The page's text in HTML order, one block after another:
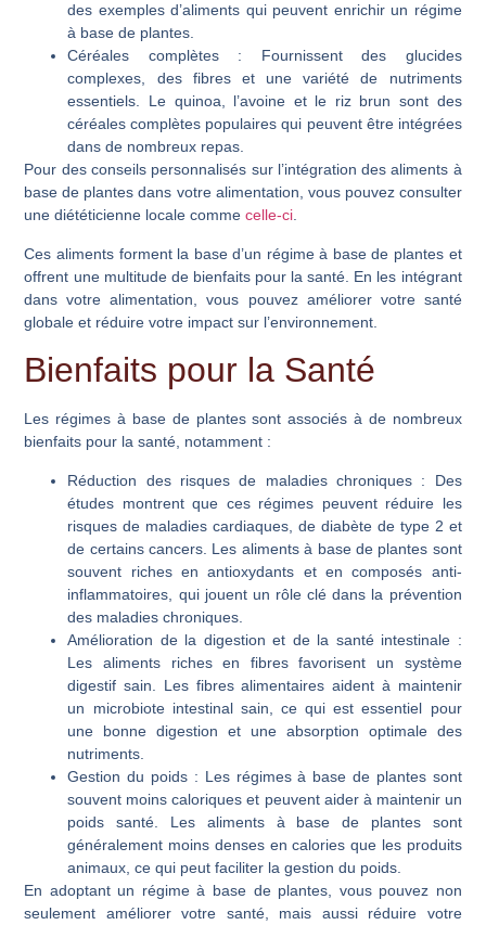
des exemples d’aliments qui peuvent enrichir un régime
à base de plantes.
Céréales complètes: Fournissent des glucides
complexes, des fibres et une variété de nutriments
essentiels. Le quinoa, l’avoine et le riz brun sont des
céréales complètes populaires qui peuvent être intégrées
dans de nombreux repas.
Pour des conseils personnalisés sur l’intégration des aliments à
base de plantes dans votre alimentation, vous pouvez consulter
une diététicienne locale commecelle-ci.
Ces aliments forment la base d’un régime à base de plantes et
offrent une multitude de bienfaits pour la santé. En les intégrant
dans votre alimentation, vous pouvez améliorer votre santé
globale et réduire votre impact sur l’environnement.
Bienfaits pour la Santé
Les régimes à base de plantes sont associés à de nombreux
bienfaits pour la santé, notamment :
Réduction des risques de maladies chroniques: Des
études montrent que ces régimes peuvent réduire les
risques de maladies cardiaques, de diabète de type 2 et
de certains cancers. Les aliments à base de plantes sont
souvent riches en antioxydants et en composés anti-
inflammatoires, qui jouent un rôle clé dans la prévention
des maladies chroniques.
Amélioration de la digestion et de la santé intestinale :
Les aliments riches en fibres favorisent un système
digestif sain. Les fibres alimentaires aident à maintenir
un microbiote intestinal sain, ce qui est essentiel pour
une bonne digestion et une absorption optimale des
nutriments.
Gestion du poids : Les régimes à base de plantes sont
souvent moins caloriques et peuvent aider à maintenir un
poids santé. Les aliments à base de plantes sont
généralement moins denses en calories que les produits
animaux, ce qui peut faciliter la gestion du poids.
En adoptant un régime à base de plantes, vous pouvez non
seulement améliorer votre santé, mais aussi réduire votre